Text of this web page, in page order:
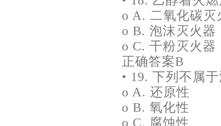
o A. 二氧化碳灭
o B. 泡沫灭火器
o C. 干粉灭火器
正确答案B
• 19. 下列不属
o A. 还原性
o B. 氧化性
o C. 腐蚀性